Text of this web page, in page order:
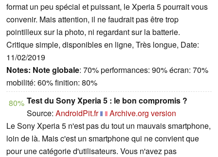
format un peu spécial et puissant, le Xperia 5 pourrait vous
convenir. Mais attention, il ne faudrait pas être trop
pointilleux sur la photo, ni regardant sur la batterie.
Critique simple, disponibles en ligne, Très longue, Date:
11/02/2019
Notes: Note globale: 70% performances: 90% écran: 70%
mobilité: 60% finition: 80%
80% Test du Sony Xperia 5 : le bon compromis ?
Source: AndroidPit.fr
Archive.org version
Le Sony Xperia 5 n'est pas du tout un mauvais smartphone,
loin de là. Mais c'est un smartphone qui ne convient que
pour une catégorie d'utilisateurs. Vous n'avez pas